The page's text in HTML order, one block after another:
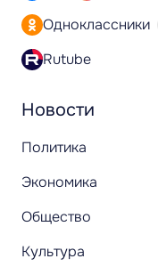
Новости
Политика
Экономика
Общество
Культура
Одноклассники
Rutube